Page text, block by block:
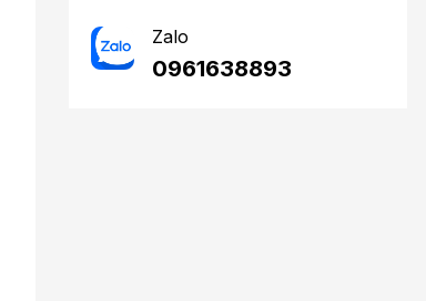
Zalo
0961638893